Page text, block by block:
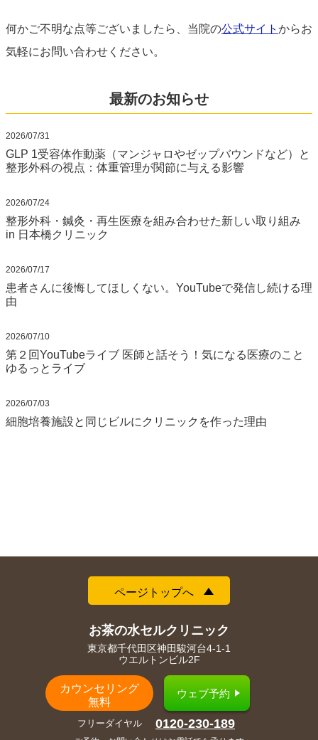
何かご不明な点等ございましたら、当院の公式サイト からお
気軽にお問い合わせください。
最新のお知らせ
2026/07/31
GLP 1受容体作動薬（マンジャロやゼップバウンドなど）と
整形外科の視点：体重管理が関節に与える影響
2026/07/24
整形外科・鍼灸・再生医療を組み合わせた新しい取り組み
in 日本橋クリニック
2026/07/17
患者さんに後悔してほしくない。YouTubeで発信し続ける理
由
2026/07/10
第２回YouTubeライブ 医師と話そう！気になる医療のこと
ゆるっとライブ
2026/07/03
細胞培養施設と同じビルにクリニックを作った理由
ページトップへ
お茶の水セルクリニック
東京都千代田区神田駿河台4-1-1
ウエルトンビル2F
カウンセリング
無料
ウェブ予約
フリーダイヤル 0120-230-189